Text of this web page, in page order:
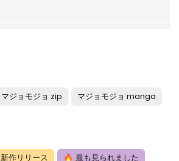
マジョモジョ zip マジョモジョ manga
新作リリース 🔥 最も見られました